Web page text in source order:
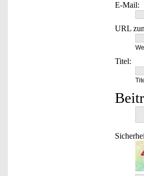
E-Mail:
URL
Titel: